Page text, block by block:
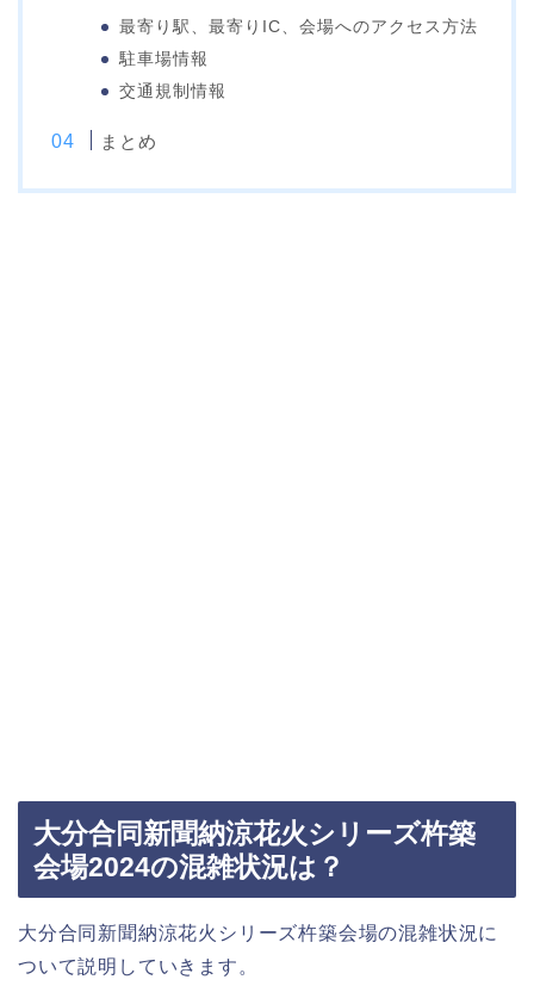
最寄り駅、最寄りIC、会場へのアクセス方法
駐車場情報
交通規制情報
まとめ
大分合同新聞納涼花火シリーズ杵築
会場2024の混雑状況は？
大分合同新聞納涼花火シリーズ杵築会場の混雑状況に
ついて説明していきます。